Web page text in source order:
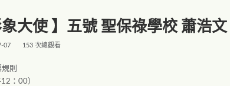
象大使 】五號 聖保祿學校 蕭浩文
07 153 次總觀看
則
：00）